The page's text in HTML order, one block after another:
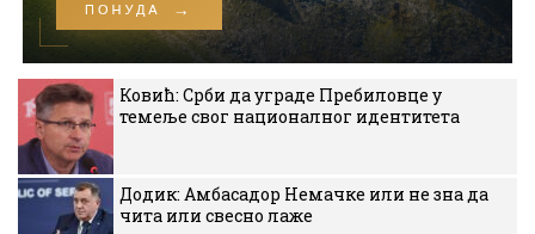
Ковић: Срби да уграде Пребиловце у
темеље свог националног идентитета
Додик: Амбасадор Немачке или не зна да
чита или свесно лаже